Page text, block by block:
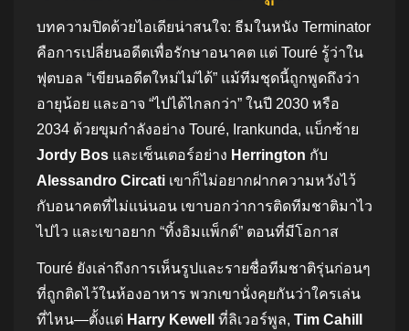
บทความปิดด้วยไอเดียน่าสนใจ: ธีมในหนัง Terminator
คือการเปลี่ยนอดีตเพื่อรักษาอนาคต แต่ Touré รู้ว่าใน
ฟุตบอล “เขียนอดีตใหม่ไม่ได้” แม้ทีมชุดนี้ถูกพูดถึงว่า
อายุน้อย และอาจ “ไปได้ไกลกว่า” ในปี 2030 หรือ
2034 ด้วยขุมกำลังอย่าง Touré, Irankunda, แบ็กซ้าย
Jordy Bos และเซ็นเตอร์อย่าง Herrington กับ
Alessandro Circati เขาก็ไม่อยากฝากความหวังไว้
กับอนาคตที่ไม่แน่นอน เขาบอกว่าการติดทีมชาติมาไว
ไปไว และเขาอยาก “ทิ้งอิมแพ็กต์” ตอนที่มีโอกาส
Touré ยังเล่าถึงการเห็นรูปและรายชื่อทีมชาติรุ่นก่อนๆ
ที่ถูกติดไว้ในห้องอาหาร พวกเขานั่งคุยกันว่าใครเล่น
ที่ไหน—ตั้งแต่ Harry Kewell ที่ลิเวอร์พูล, Tim Cahill